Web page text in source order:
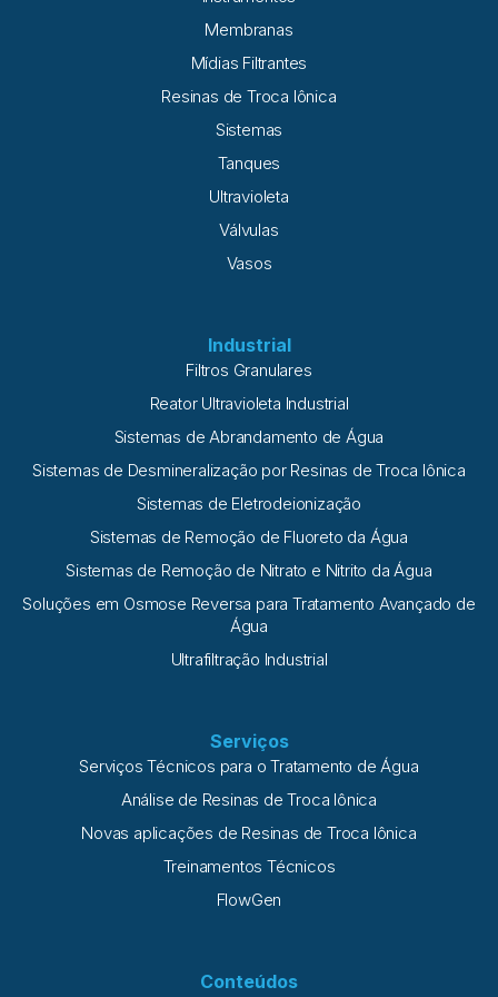
Membranas
Mídias Filtrantes
Resinas de Troca Iônica
Sistemas
Tanques
Ultravioleta
Válvulas
Vasos
Industrial
Filtros Granulares
Reator Ultravioleta Industrial
Sistemas de Abrandamento de Água
Sistemas de Desmineralização por Resinas de Troca Iônica
Sistemas de Eletrodeionização
Sistemas de Remoção de Fluoreto da Água
Sistemas de Remoção de Nitrato e Nitrito da Água
Soluções em Osmose Reversa para Tratamento Avançado de
Água
Ultrafiltração Industrial
Serviços
Serviços Técnicos para o Tratamento de Água
Análise de Resinas de Troca Iônica
Novas aplicações de Resinas de Troca Iônica
Treinamentos Técnicos
FlowGen
Conteúdos